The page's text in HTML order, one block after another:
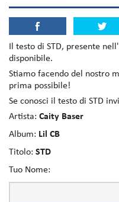
Il testo di STD, presente
disponibile.
Stiamo facendo del nostro
prima possibile!
Se conosci il testo di STD
Artista: Caity Baser
Album: Lil CB
Titolo: STD
Tuo Nome: